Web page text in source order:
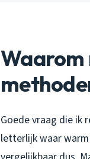
Goede vraag die ik
letterlijk waar